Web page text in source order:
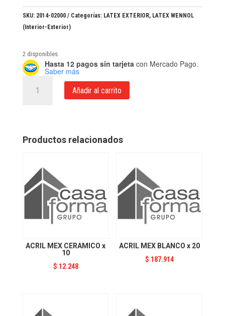
SKU: 2014-02000 Categorías: LATEX EXTERIOR, LATEX WENNOL
(Interior-Exterior)
2 disponibles
Hasta 12 pagos sin tarjeta con Mercado Pago.
Saber más
WENNOL
cantidad
Añadir al carrito
Productos relacionados
ACRIL MEX CERAMICO x
10
$ 12.248
ACRIL MEX BLANCO x 20
$ 187.914